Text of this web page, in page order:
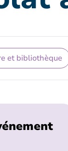
et bibliothèque